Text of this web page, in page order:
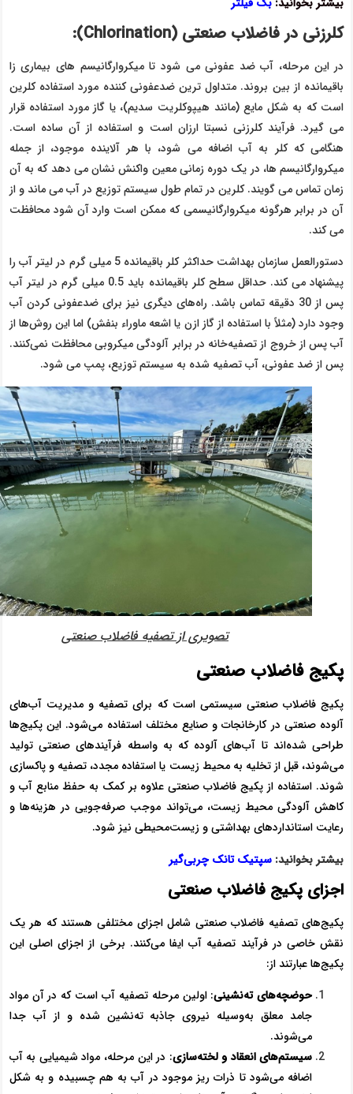
کلرزنی در فاضلاب صنعتی (Chlorination
):
در این مرحله، آب ضد عفونی می شود تا میکروارگانیسم های بیماری زا
باقیمانده از بین بروند. متداول ترین ضدعفونی کننده مورد استفاده کلرین
است که به شکل مایع (مانند هیپوکلریت سدیم)، یا گاز مورد استفاده قرار
می گیرد. فرآیند کلرزنی نسبتا ارزان است و استفاده از آن ساده است.
هنگامی که کلر به آب اضافه می شود، با هر آلاینده موجود، از جمله
میکروارگانیسم ها، در یک دوره زمانی معین واکنش نشان می دهد که به آن
زمان تماس می گویند. کلرین در تمام طول سیستم توزیع در آب می ماند و از
آن در برابر هرگونه میکروارگانیسمی که ممکن است وارد آن شود محافظت
می کند.
دستورالعمل سازمان بهداشت حداکثر کلر باقیمانده 5 میلی گرم در لیتر آب را
پیشنهاد می کند. حداقل سطح کلر باقیمانده باید 0.5 میلی گرم در لیتر آب
پس از 30 دقیقه تماس باشد. راه‌های دیگری نیز برای ضدعفونی کردن آب
وجود دارد (مثلاً با استفاده از گاز ازن یا اشعه ماوراء بنفش) اما این روش‌ها از
آب پس از خروج از تصفیه‌خانه در برابر آلودگی میکروبی محافظت نمی‌کنند.
پس از ضد عفونی، آب تصفیه شده به سیستم توزیع، پمپ می شود.
تصویری از تصفیه فاضلاب صنعتی
پکیج فاضلاب صنعتی
پکیج فاضلاب صنعتی سیستمی است که برای تصفیه و مدیریت آب‌های
آلوده صنعتی در کارخانجات و صنایع مختلف استفاده می‌شود. این پکیج‌ها
طراحی شده‌اند تا آب‌های آلوده که به واسطه فرآیندهای صنعتی تولید
می‌شوند، قبل از تخلیه به محیط زیست یا استفاده مجدد، تصفیه و پاکسازی
شوند. استفاده از پکیج فاضلاب صنعتی علاوه بر کمک به حفظ منابع آب و
کاهش آلودگی محیط زیست، می‌تواند موجب صرفه‌جویی در هزینه‌ها و
رعایت استانداردهای بهداشتی و زیست‌محیطی نیز شود.
بیشتر بخوانید: سپتیک تانک چربی‌گیر
اجزای پکیج فاضلاب صنعتی
پکیج‌های تصفیه فاضلاب صنعتی شامل اجزای مختلفی هستند که هر یک
نقش خاصی در فرآیند تصفیه آب ایفا می‌کنند. برخی از اجزای اصلی این
پکیج‌ها عبارتند از:
حوضچه‌های ته‌نشینی: اولین مرحله تصفیه آب است که در آن مواد
جامد معلق به‌وسیله نیروی جاذبه ته‌نشین شده و از آب جدا
می‌شوند.
سیستم‌های انعقاد و لخته‌سازی: در این مرحله، مواد شیمیایی به آب
اضافه می‌شود تا ذرات ریز موجود در آب به هم چسبیده و به شکل